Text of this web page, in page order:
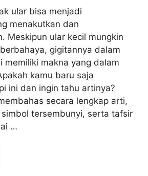
ular bisa menjadi
menakutkan dan
Meskipun ular kecil mungkin
gigitannya dalam
memiliki makna yang dalam
kamu baru saja
ini dan ingin tahu artinya?
secara lengkap arti,
tersembunyi, serta tafsir
…